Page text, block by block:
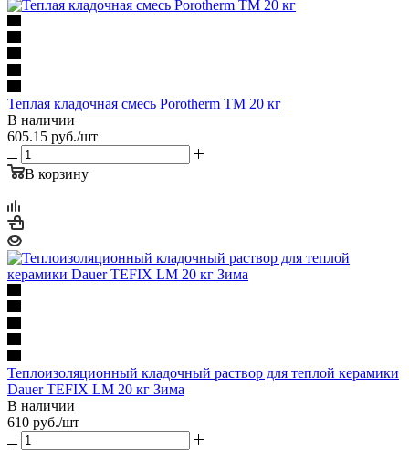
Теплая кладочная смесь Porotherm TM 20 кг
В наличии
605.15 руб./шт
В корзину
Теплоизоляционный кладочный раствор для теплой керамики
Dauer TEFIX LM 20 кг Зима
В наличии
610 руб./шт